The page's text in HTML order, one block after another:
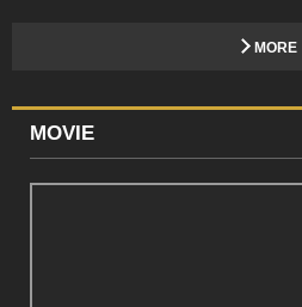
MORE
MOVIE